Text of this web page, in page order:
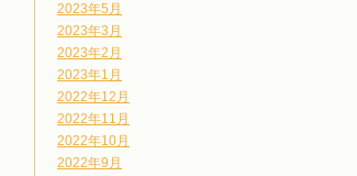
2023年5月
2023年3月
2023年2月
2023年1月
2022年12月
2022年11月
2022年10月
2022年9月